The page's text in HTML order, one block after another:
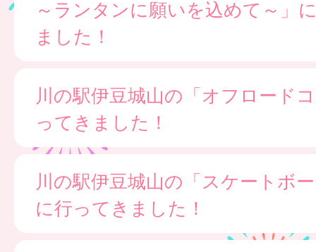
～ランタンに願いを込めて～」
ました！
川の駅伊豆城山の「オフロード
ってきました！
川の駅伊豆城山の「スケートボ
に行ってきました！